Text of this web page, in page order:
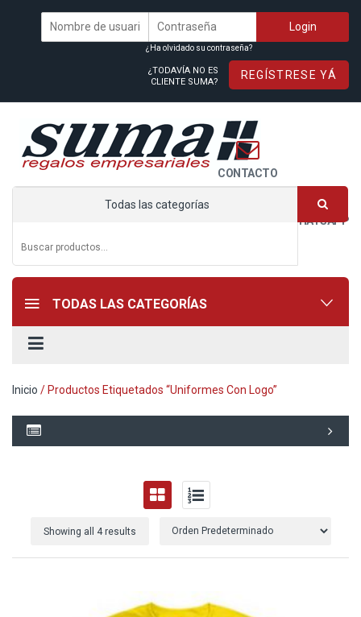
¿Ha olvidado su contraseña?
¿TODAVÍA NO ES
CLIENTE SUMA?
REGÍSTRESE YÁ
WHATSAPP
CONTACTO
Todas las categorías
TODAS LAS CATEGORÍAS
Inicio / Productos Etiquetados “uniformes Con Logo”
Showing all 4 results